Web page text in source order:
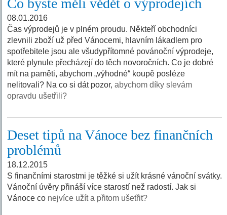
Co byste měli vědět o výprodejích
08.01.2016
Čas výprodejů je v plném proudu. Někteří obchodníci
zlevnili zboží už před Vánocemi, hlavním lákadlem pro
spotřebitele jsou ale všudypřítomné povánoční výprodeje,
které plynule přecházejí do těch novoročních. Co je dobré
mít na paměti, abychom „výhodné“ koupě posléze
nelitovali? Na co si dát pozor,abychom díky slevám
opravdu ušetřili?
Deset tipů na Vánoce bez finančních
problémů
18.12.2015
S finančními starostmi je těžké si užít krásné vánoční svátky.
Vánoční úvěry přináší více starostí než radostí. Jak si
Vánoce co nejvíce užít a přitom ušetřit?